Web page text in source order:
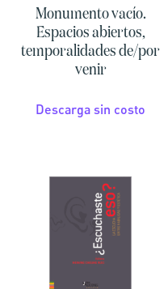
Monumento vacío.
Espacios abiertos,
temporalidades de/por
venir
Descarga sin costo